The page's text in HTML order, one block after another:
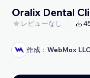
Oralix Dental
レビューなし
作成： WebMox